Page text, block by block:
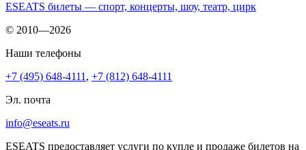
ESEATS билеты — спорт, концерты, шоу, театр, цирк
© 2010—2026
Наши телефоны
+7 (495) 648-4111 , +7 (812) 648-4111
Эл. почта
info@eseats.ru
ESEATS предоставляет услуги по купле и продаже билетов на